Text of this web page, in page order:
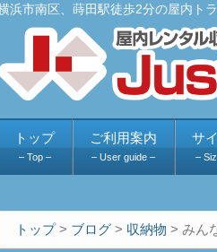
浜市南区、蒔田駅徒歩2分の屋内ト
トップ
– Top –
ご利用案内
– User guide –
サ
–
トップ> ブログ > 収納物 > みん